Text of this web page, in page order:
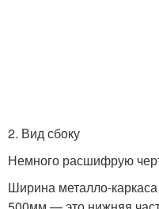
2. Вид сбоку
Немного расшифрую
Ширина металло-